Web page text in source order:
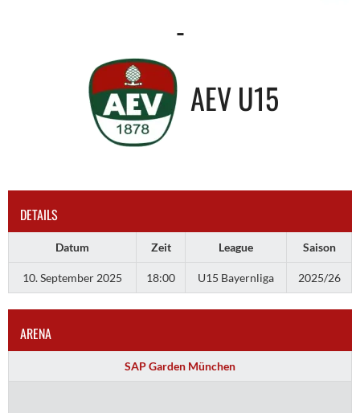
-
AEV U15
DETAILS
Datum Zeit League Saison
10. September 2025 18:00 U15 Bayernliga 2025/26
ARENA
SAP Garden München